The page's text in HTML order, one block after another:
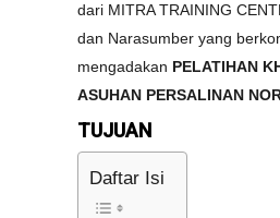
dari MITRA TRAINING
dan Narasumber yang
mengadakan PELATIHAN
ASUHAN PERSALINAN
TUJUAN
Daftar Isi